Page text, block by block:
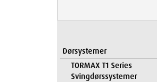
Dørsystemer
TORMAX T1 Series
Svingdørssystemer